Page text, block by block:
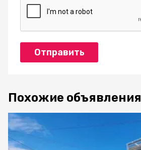
Отправить
Похожие объявления